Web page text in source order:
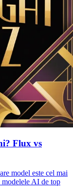
Flux vs
model este cel mai
modelele AI de top